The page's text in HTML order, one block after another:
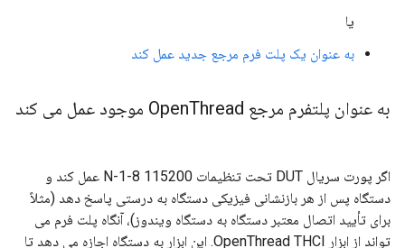
یا
به عنوان یک پلت فرم مرجع جدید عمل کند
به عنوان پلتفرم مرجع Open Thread موجود عمل می کند
اگر پورت سریال DUT تحت تنظیمات 115200 8-N-1 عمل کند و
دستگاه پس از هر بازنشانی فیزیکی دستگاه به درستی پاسخ دهد (مثلاً
برای تأیید اتصال معتبر دستگاه به دستگاه ویندوز)، آنگاه پلت فرم می
تواند از ابزار OpenThread THCI. این ابزار به دستگاه اجازه می دهد تا